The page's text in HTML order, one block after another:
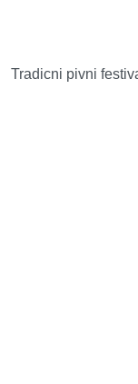
Tradicni pivni